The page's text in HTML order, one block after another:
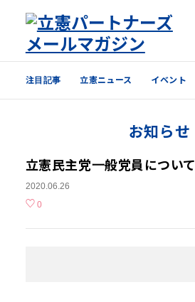
イベント
立憲議員のオススメ
注目記事 立憲ニュース イベント
お知らせ
立憲民主党一般党員について
2020.06.26
0